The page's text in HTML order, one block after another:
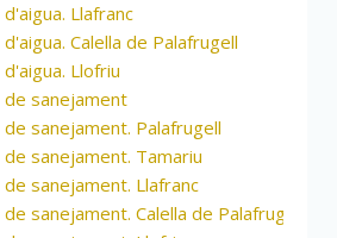
Llafranc
Calella de Palafrugell
Llofriu
sanejament
sanejament. Palafrugell
sanejament. Tamariu
sanejament. Llafranc
sanejament. Calella de Palafrugell